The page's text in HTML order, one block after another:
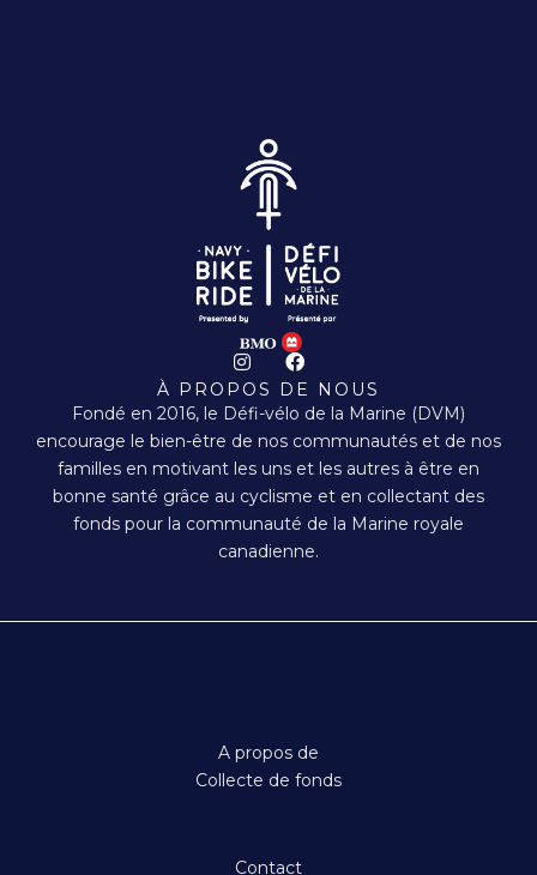
I
n
s
t
a
r
a
m
F
a
c
e
b
o
k
À PROPOS DE NOUS
Fondé en 2016, le Défi-vélo de la Marine (DVM)
encourage le bien-être de nos communautés et de nos
familles en motivant les uns et les autres à être en
bonne santé grâce au cyclisme et en collectant des
fonds pour la communauté de la Marine royale
canadienne.
A propos de
Collecte de fonds
Contact